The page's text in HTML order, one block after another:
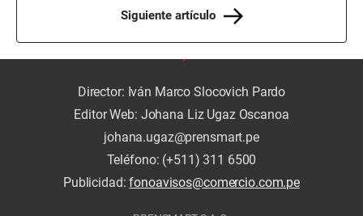
Siguiente artículo
Director: Iván Marco Slocovich Pardo
Editor Web: Johana Liz Ugaz Oscanoa
johana.ugaz@prensmart.pe
Teléfono: (+511) 311 6500
Publicidad:fonoavisos@comercio.com.pe